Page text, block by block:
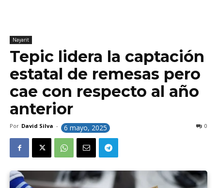
Nayarit
Tepic lidera la captación
estatal de remesas pero
cae con respecto al año
anterior
Por David Silva - 6 mayo, 2025 0